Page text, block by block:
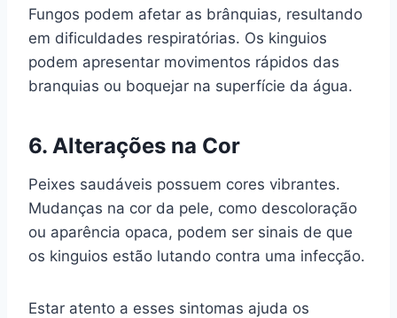
Fungos podem afetar as brânquias, resultando
em dificuldades respiratórias. Os kinguios
podem apresentar movimentos rápidos das
branquias ou boquejar na superfície da água.
6. Alterações na Cor
Peixes saudáveis possuem cores vibrantes.
Mudanças na cor da pele, como descoloração
ou aparência opaca, podem ser sinais de que
os kinguios estão lutando contra uma infecção.
Estar atento a esses sintomas ajuda os